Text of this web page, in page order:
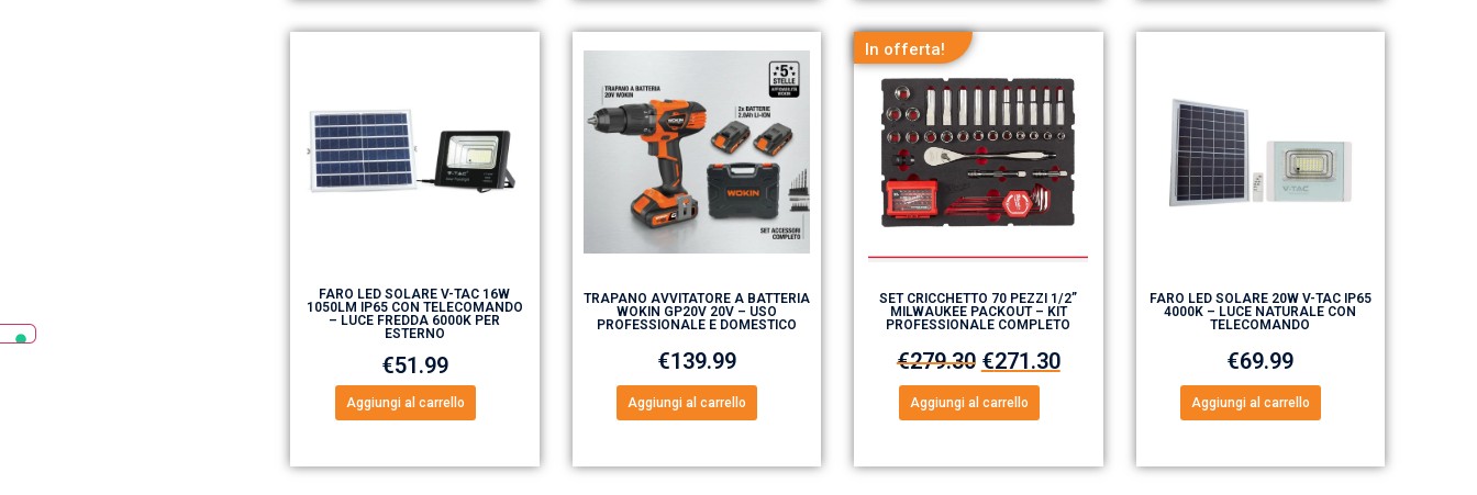
FARO LED SOLARE V-TAC 16W
1050LM IP65 CON TELECOMANDO
– LUCE FREDDA 6000K PER
ESTERNO
€51.99
Aggiungi al carrello
TRAPANO AVVITATORE A BATTERIA
WOKIN GP20V 20V – USO
PROFESSIONALE E DOMESTICO
€139.99
Aggiungi al carrello
In offerta!
SET CRICCHETTO 70 PEZZI 1/2”
MILWAUKEE PACKOUT – KIT
PROFESSIONALE COMPLETO
€279.30 €271.30
Aggiungi al carrello
FARO LED SOLARE 20W V-TAC IP65
4000K – LUCE NATURALE CON
TELECOMANDO
€69.99
Aggiungi al carrello